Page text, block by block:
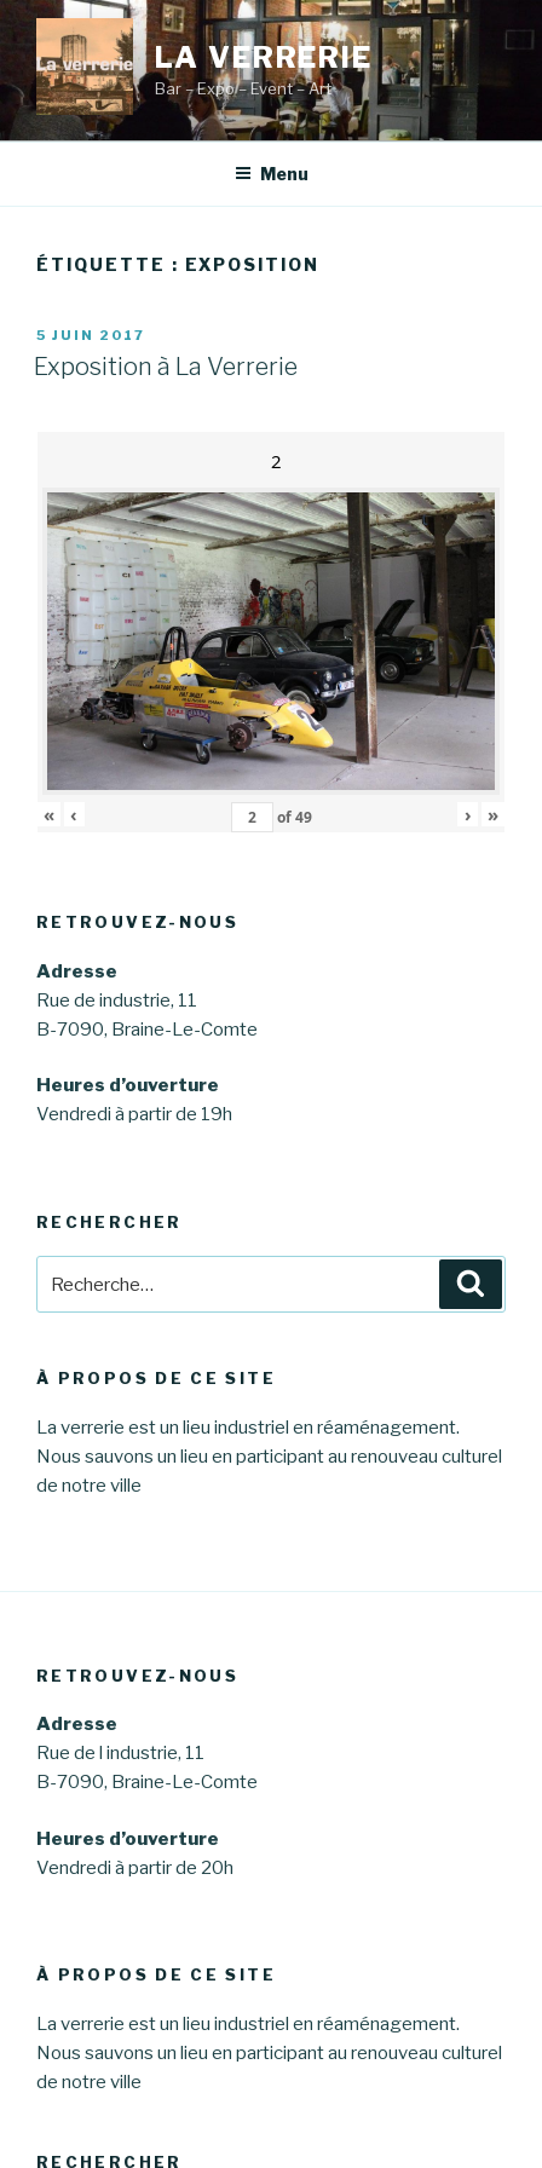
contenu
principal
LA VERRERIE
Bar – Expo – Event – Art
Menu
ÉTIQUETTE : EXPOSITION
PUBLIÉ
LE
5 JUIN 2017
Exposition à La Verrerie
2
« ‹ of49 › »
RETROUVEZ-NOUS
Adresse
Rue de industrie, 11
B-7090, Braine-Le-Comte
Heures d’ouverture
Vendredi à partir de 19h
RECHERCHER
pour
À PROPOS DE CE SITE
La verrerie est un lieu industriel en réaménagement.
Nous sauvons un lieu en participant au renouveau culturel
de notre ville
RETROUVEZ-NOUS
Adresse
Rue de l industrie, 11
B-7090, Braine-Le-Comte
Heures d’ouverture
Vendredi à partir de 20h
À PROPOS DE CE SITE
La verrerie est un lieu industriel en réaménagement.
Nous sauvons un lieu en participant au renouveau culturel
de notre ville
RECHERCHER